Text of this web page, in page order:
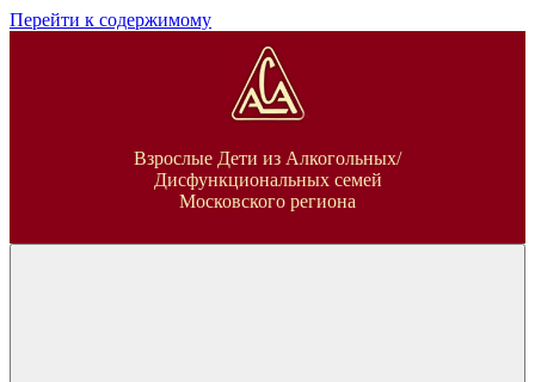
Перейти к содержимому
ВДАВзрослые Дети из Алкогольных/
Дисфункциональных семей
Московского региона